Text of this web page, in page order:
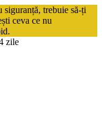
trebuie să-ți
ceva ce nu
zile